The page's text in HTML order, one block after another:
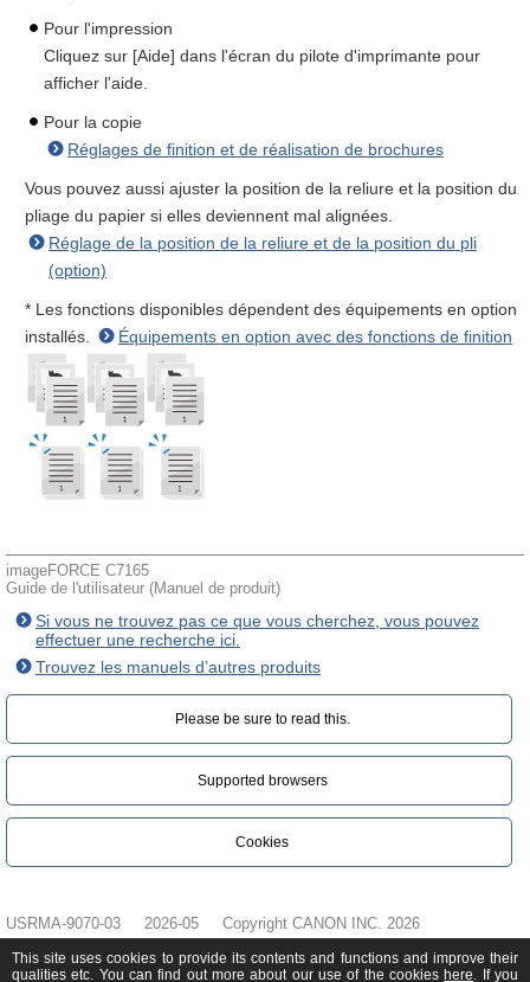
Pour l'impression
Cliquez sur [Aide] dans l'écran du pilote d'imprimante pour
afficher l'aide.
Pour la copie
Réglages de finition et de réalisation de brochures
Vous pouvez aussi ajuster la position de la reliure et la position du
pliage du papier si elles deviennent mal alignées.
Réglage de la position de la reliure et de la position du pli
(option)
* Les fonctions disponibles dépendent des équipements en option
installés.
Équipements en option avec des fonctions de finition
imageFORCE C7165
Guide de l'utilisateur (Manuel de produit)
Si vous ne trouvez pas ce que vous cherchez, vous pouvez
effectuer une recherche ici.
Trouvez les manuels d’autres produits
Please be sure to read this.‎
Supported browsers
Cookies
USRMA-9070-03 2026-05 Copyright CANON INC. 2026
This site uses cookies to provide its contents and functions and improve their
qualities etc. You can find out more about our use of the cookies here. If you